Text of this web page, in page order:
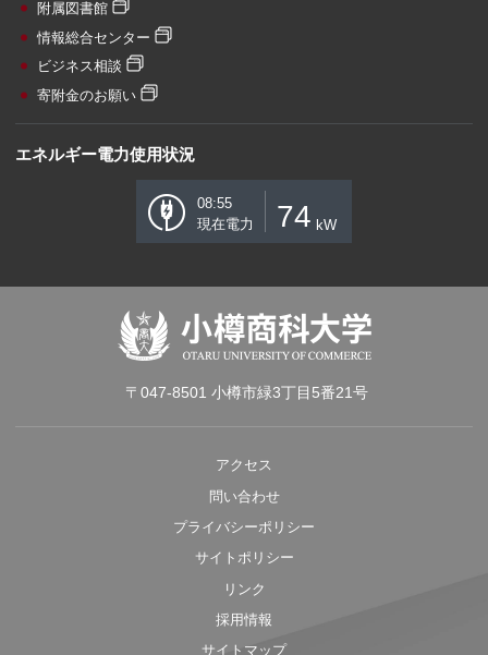
附属図書館
情報総合センター
ビジネス相談
寄附金のお願い
エネルギー電力使用状況
08:55
現在電力
74 kW
〒047-8501 小樽市緑3丁目5番21号
アクセス
問い合わせ
プライバシーポリシー
サイトポリシー
リンク
採用情報
サイトマップ